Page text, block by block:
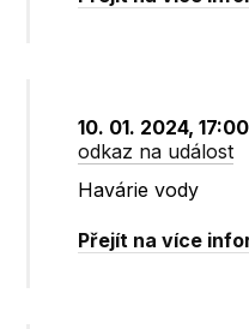
10. 01. 2024,
odkaz na událost
Havárie vody
Přejít na více